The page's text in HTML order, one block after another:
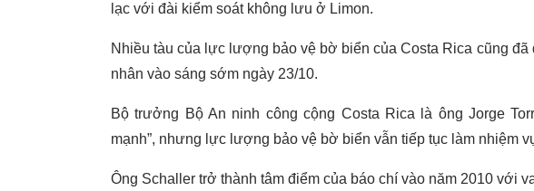
lạc với đài kiểm soát không lưu ở Limon.
Nhiều tàu của lực lượng bảo vệ bờ biển của Costa Rica cũng
nhân vào sáng sớm ngày 23/10.
Bộ trưởng Bộ An ninh công cộng Costa Rica là ông Jorge
mạnh”, nhưng lực lượng bảo vệ bờ biển vẫn tiếp tục làm nhiệm
Ông Schaller trở thành tâm điểm của báo chí vào năm 2010 với